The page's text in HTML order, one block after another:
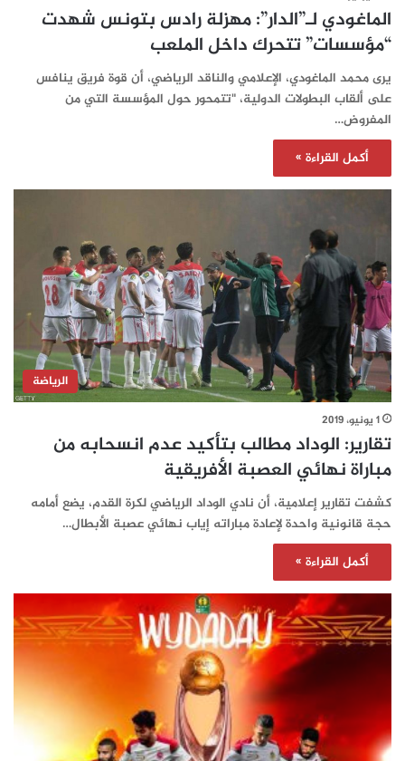
الماغودي لـ”الدار”: مهزلة رادس بتونس شهدت
“مؤسسات” تتحرك داخل الملعب
يرى محمد الماغودي، الإعلامي والناقد الرياضي، أن قوة فريق ينافس
على ألقاب البطولات الدولية، "تتمحور حول المؤسسة التي من
المفروض…
أكمل القراءة »
الرياضة
1 يونيو، 2019
تقارير: الوداد مطالب بتأكيد عدم انسحابه من
مباراة نهائي العصبة الأفريقية
كشفت تقارير إعلامية، أن نادي الوداد الرياضي لكرة القدم، يضع أمامه
حجة قانونية واحدة لإعادة مباراته إياب نهائي عصبة الأبطال…
أكمل القراءة »